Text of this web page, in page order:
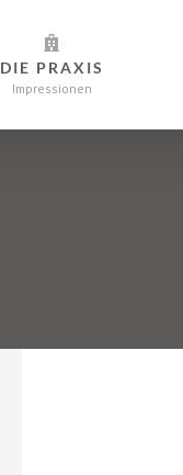
DIE PRAXIS
Impressionen